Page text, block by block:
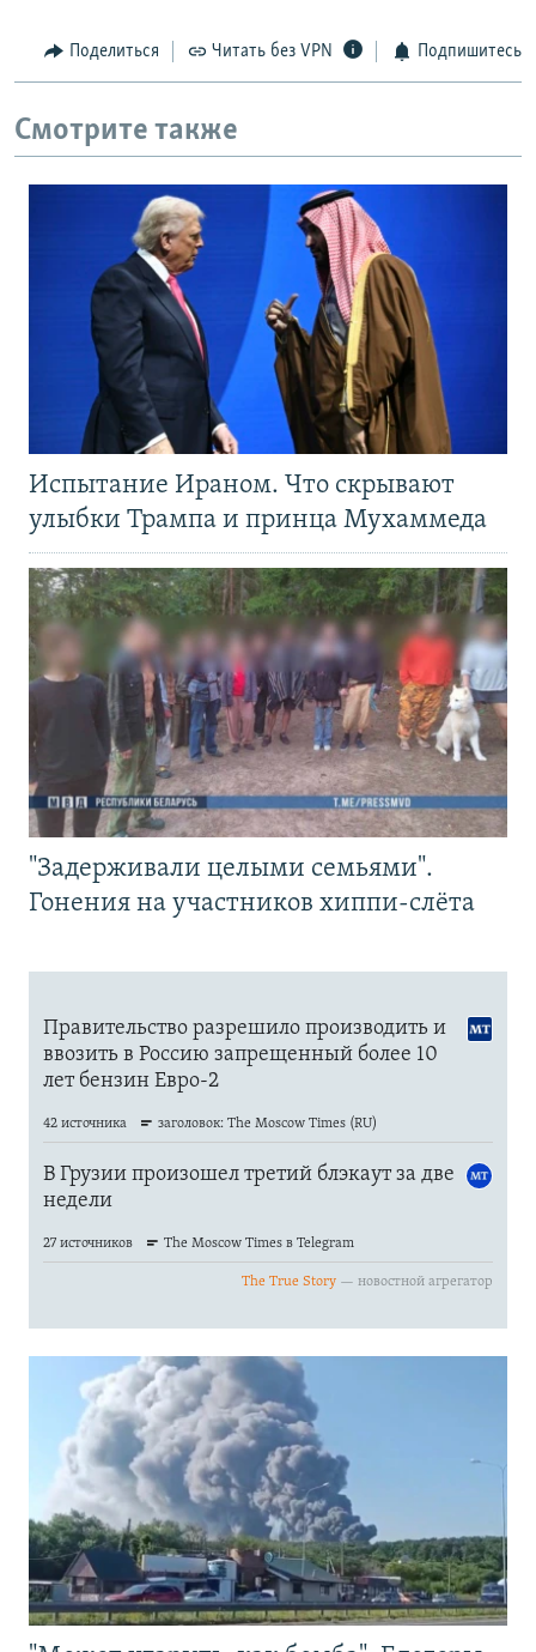
Поделиться Читать без VPN Подпишитесь
Смотрите также
Испытание Ираном. Что скрывают
улыбки Трампа и принца Мухаммеда
"Задерживали целыми семьями".
Гонения на участников хиппи-слёта